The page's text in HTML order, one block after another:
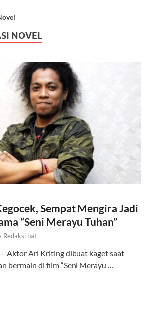
NOVEL
Sempat Mengira Jadi
“Seni Merayu Tuhan”
Redaksi bat
Aktor Ari Kriting dibuat kaget saat
bermain di film “Seni Merayu …